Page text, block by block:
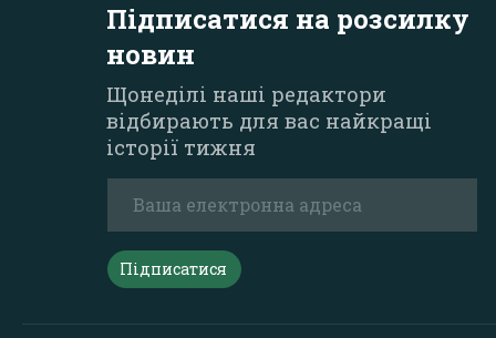
Підписатися на розсилку
новин
Щонеділі наші редактори
відбирають для вас найкращі
історії тижня
Підписатися